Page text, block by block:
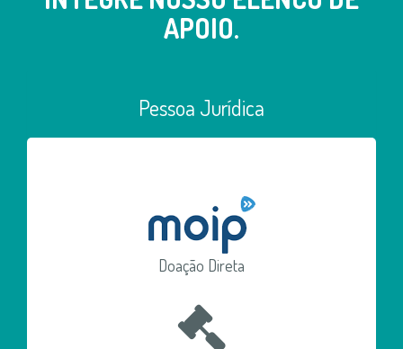
APOIO.
Pessoa Jurídica
Doação Direta